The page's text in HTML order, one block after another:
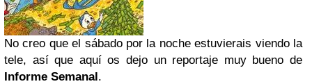
No creo que el sábado por la noche estuvierais viendo la
tele, así que aquí os dejo un reportaje muy bueno de
Informe Semanal.